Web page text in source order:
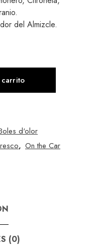
del Almizcle.
d'olor
, On the Car
(0)